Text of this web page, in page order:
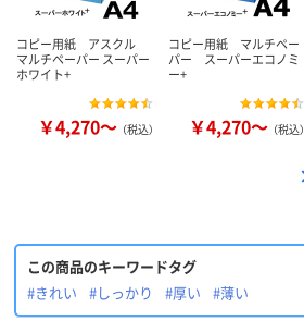
コピー用紙 アスクル
マルチペーパー スーパー
ホワイト+
￥4,270～ （税込）
コピー用紙 マルチペー
パー スーパーエコノミ
ー+
￥4,270～ （税込）
この商品のキーワードタグ
#きれい
#しっかり #厚い #薄い